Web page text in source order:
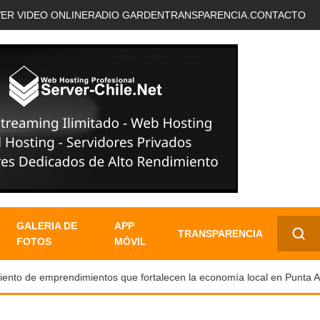
VIDEO ONLINERADIO GARDENTRANSPARENCIA. CONTACTO
GALERIA DE
FOTOS
APP
MÓVIL
TRANSPARENCIA
✕
de emprendimientos que fortalecen la economía local en Punta